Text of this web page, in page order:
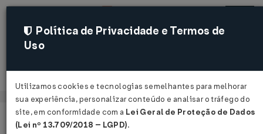
Acessar
Página Inicial
Notícias
Política de Privacidade e Termos de
Uso
Utilizamos cookies e tecnologias semelhantes para melhorar
sua experiência, personalizar conteúdo e analisar o tráfego do
site, em conformidade com a Lei Geral de Proteção de Dados
(Lei nº 13.709/2018 – LGPD).